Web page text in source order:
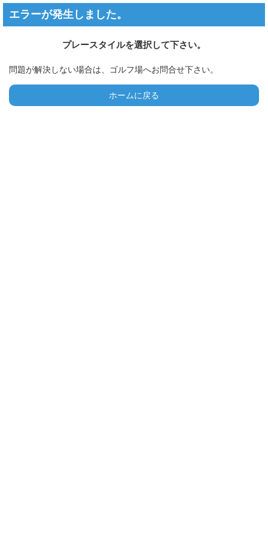
エラーが発生しました。
プレースタイルを選択して下さい。
問題が解決しない場合は、ゴルフ場へお問合せ下さい。
ホームに戻る